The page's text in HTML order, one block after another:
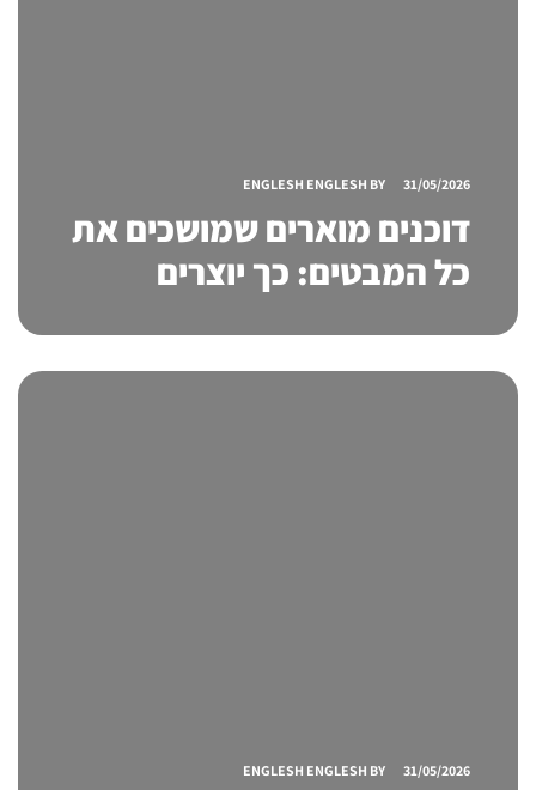
31/05/2026
BY
ENGLESH ENGLESH
דוכנים מוארים שמושכים את
כל המבטים: כך יוצרים
ממנה
31/05/2026
BY
ENGLESH ENGLESH